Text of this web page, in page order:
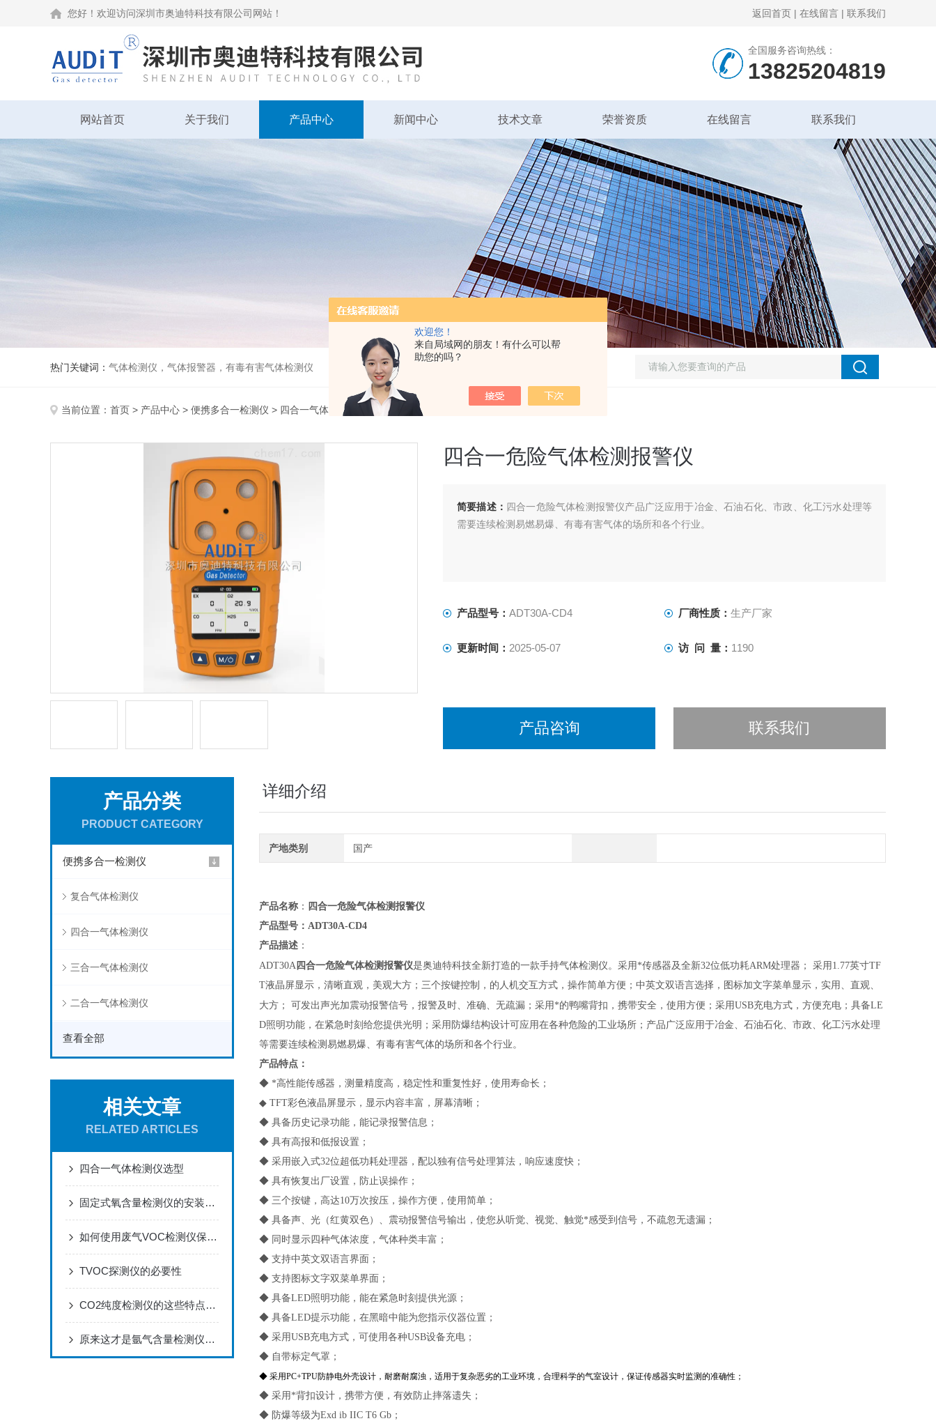
欢迎您！
来自局域网的朋友！有什么可以帮
助您的吗？
您好！欢迎访问深圳市奥迪特科技有限公司网站！ 返回首页 | 在线留言 | 联系我们
全国服务咨询热线：
13825204819
网站首页 关于我们 产品中心 新闻中心 技术文章 荣誉资质 在线留言 联系我们
热门关键词： 气体检测仪，气体报警器，有毒有害气体检测仪
当前位置： 首页 > 产品中心 > 便携多合一检测仪 > 四合一气体检测仪 > ADT30A-CD4四合一危险气体检测报警仪
四合一危险气体检测报警仪
简要描述： 四合一危险气体检测报警仪产品广泛应用于冶金、石油石化、市政、化工污水处理等
需要连续检测易燃易爆、有毒有害气体的场所和各个行业。
产品型号： ADT30A-CD4 厂商性质： 生产厂家
更新时间： 2025-05-07 访 问 量： 1190
产品咨询 联系我们
产品分类
PRODUCT CATEGORY
便携多合一检测仪
复合气体检测仪
四合一气体检测仪
三合一气体检测仪
二合一气体检测仪
查看全部
相关文章
RELATED ARTICLES
四合一气体检测仪选型
固定式氧含量检测仪的安装位置如何正确确定？
如何使用废气VOC检测仪保证其检测准确性？
TVOC探测仪的必要性
CO2纯度检测仪的这些特点便利了众多行业
原来这才是氩气含量检测仪原理问题的实质！
详细介绍
产地类别 国产
产品名称 ： 四合一危险气体检测报警仪
产品型号：ADT30A-CD4
产品描述 ：
ADT30A 四合一危险气体检测报警仪是奥迪特科技全新打造的一款手持气体检测仪。采用*传感器及全新32位低功耗ARM处理器； 采用1.77英寸TF
T液晶屏显示，清晰直观，美观大方；三个按键控制，的人机交互方式，操作简单方便；中英文双语言选择，图标加文字菜单显示，实用、直观、
大方；
可发出声光加震动报警信号，报警及时、准确、无疏漏；采用*的鸭嘴背扣，携带安全，使用方便；采用USB充电方式，方便充电；具备LE
D照明功能，在紧急时刻给您提供光明；采用防爆结构设计可应用在各种危险的工业场所；产品广泛应用于冶金、石油石化、市政、化工污水处理
等需要连续检测易燃易爆、有毒有害气体的场所和各个行业。
产品特点：
◆ *高性能传感器，测量精度高，稳定性和重复性好，使用寿命长；
◆ TFT彩色液晶屏显示，显示内容丰富，屏幕清晰；
◆ 具备历史记录功能，能记录报警信息；
◆ 具有高报和低报设置；
◆ 采用嵌入式32位超低功耗处理器，配以独有信号处理算法，响应速度快；
◆ 具有恢复出厂设置，防止误操作；
◆ 三个按键，高达10万次按压，操作方便，使用简单；
◆ 具备声、光（红黄双色）、震动报警信号输出，使您从听觉、视觉、触觉*感受到信号，不疏忽无遗漏；
◆ 同时显示四种气体浓度，气体种类丰富；
◆ 支持中英文双语言界面；
◆ 支持图标文字双菜单界面；
◆ 具备LED照明功能，能在紧急时刻提供光源；
◆ 具备LED提示功能，在黑暗中能为您指示仪器位置；
◆ 采用USB充电方式，可使用各种USB设备充电；
◆ 自带标定气罩；
◆ 采用PC+TPU防静电外壳设计，耐磨耐腐浊，适用于复杂恶劣的工业环境，合理科学的气室设计，保证传感器实时监测的准确性；
◆ 采用*背扣设计，携带方便，有效防止摔落遗失；
◆ 防爆等级为Exd ib IIC T6 Gb；